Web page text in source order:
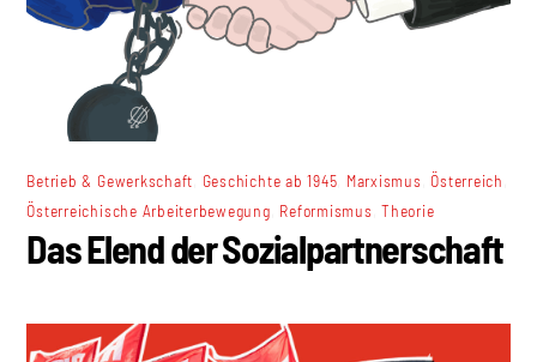
Betrieb & Gewerkschaft Geschichte ab 1945 Marxismus Österreich
Österreichische Arbeiterbewegung Reformismus ,Theorie
Das Elend der Sozialpartnerschaft